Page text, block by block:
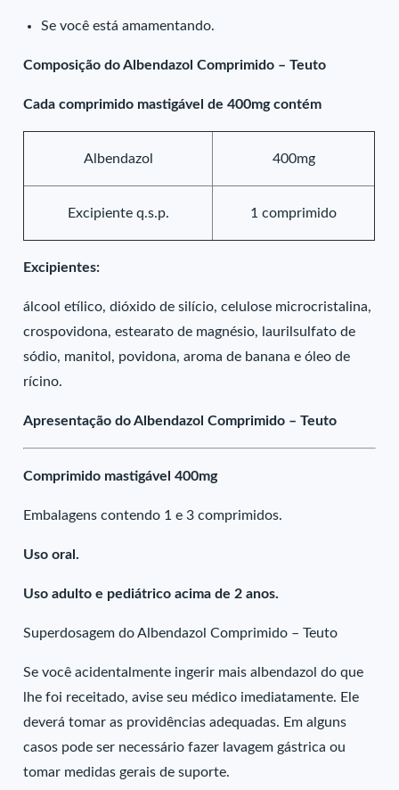
Se você está amamentando.
Composição do Albendazol Comprimido – Teuto
Cada comprimido mastigável de 400mg contém
Albendazol 400mg
Excipiente q.s.p. 1 comprimido
Excipientes:
álcool etílico, dióxido de silício, celulose microcristalina,
crospovidona, estearato de magnésio, laurilsulfato de
sódio, manitol, povidona, aroma de banana e óleo de
rícino.
Apresentação do Albendazol Comprimido – Teuto
Comprimido mastigável 400mg
Embalagens contendo 1 e 3 comprimidos.
Uso oral.
Uso adulto e pediátrico acima de 2 anos.
Superdosagem do Albendazol Comprimido – Teuto
Se você acidentalmente ingerir mais albendazol do que
lhe foi receitado, avise seu médico imediatamente. Ele
deverá tomar as providências adequadas. Em alguns
casos pode ser necessário fazer lavagem gástrica ou
tomar medidas gerais de suporte.